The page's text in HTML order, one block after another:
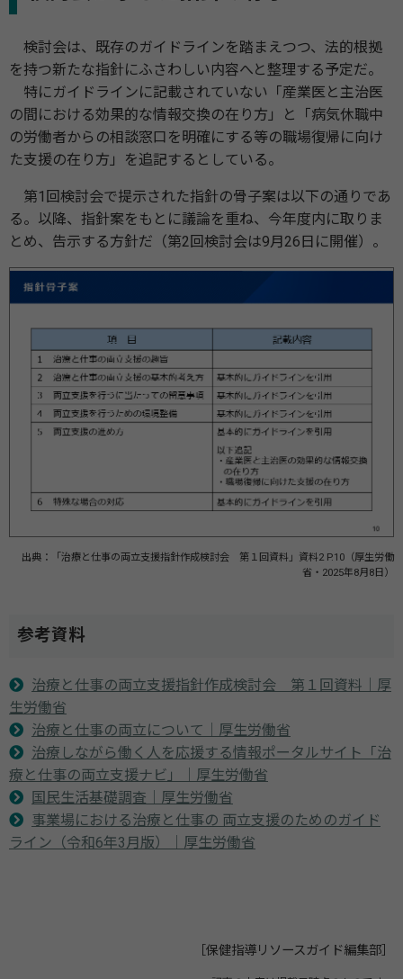
検討会は、既存のガイドラインを踏まえつつ、法的根拠
を持つ新たな指針にふさわしい内容へと整理する予定だ。
特にガイドラインに記載されていない「産業医と主治医
の間における効果的な情報交換の在り方」と「病気休職中
の労働者からの相談窓口を明確にする等の職場復帰に向け
た支援の在り方」を追記するとしている。
第1回検討会で提示された指針の骨子案は以下の通りであ
る。以降、指針案をもとに議論を重ね、今年度内に取りま
とめ、告示する方針だ（第2回検討会は9月26日に開催）。
出典：「治療と仕事の両立支援指針作成検討会 第１回資料」資料2 P.10（厚生労働
省・2025年8月8日）
参考資料
治療と仕事の両立支援指針作成検討会 第１回資料｜厚
生労働省
治療と仕事の両立について｜厚生労働省
治療しながら働く人を応援する情報ポータルサイト「治
療と仕事の両立支援ナビ」｜厚生労働省
国民生活基礎調査｜厚生労働省
事業場における治療と仕事の 両立支援のためのガイド
ライン（令和6年3月版）｜厚生労働省
［保健指導リソースガイド編集部］